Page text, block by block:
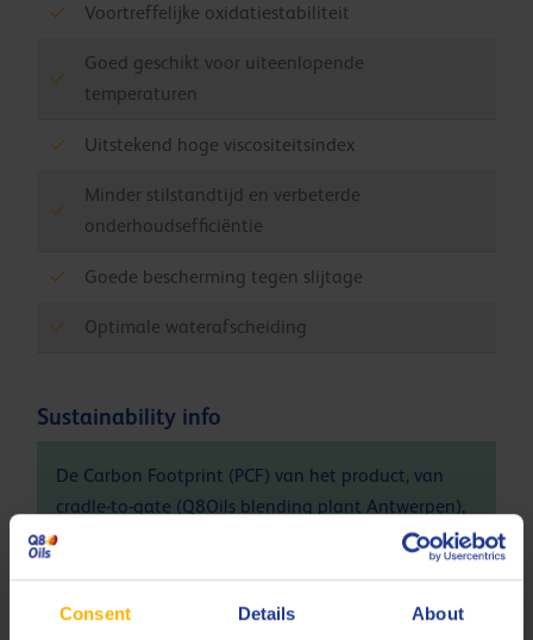
Consent Details About
Voortreffelijke oxidatiestabiliteit
Goed geschikt voor uiteenlopende
temperaturen
Uitstekend hoge viscositeitsindex
Minder stilstandtijd en verbeterde
onderhoudsefficiëntie
Goede bescherming tegen slijtage
Optimale waterafscheiding
Sustainability info
De Carbon Footprint (PCF) van het product, van
cradle-to-gate (Q8Oils blending plant Antwerpen),
van Q8 Heller 100 is 1.39 kg CO
eq / kg. Neem
contact op met Q8Oils voor meer informatie over